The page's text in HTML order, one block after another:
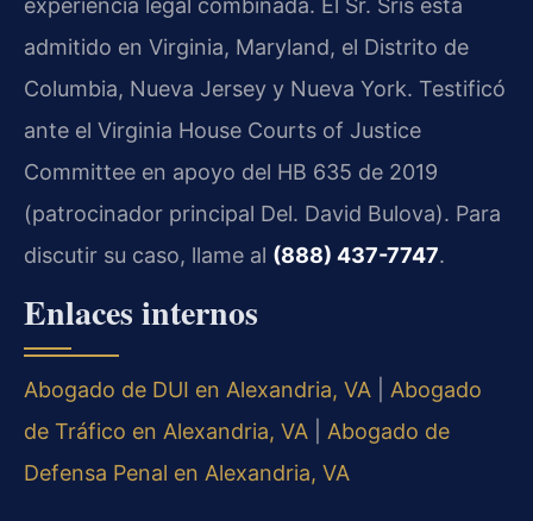
experiencia legal combinada. El Sr. Sris está
admitido en Virginia, Maryland, el Distrito de
Columbia, Nueva Jersey y Nueva York. Testificó
ante el Virginia House Courts of Justice
Committee en apoyo del HB 635 de 2019
(patrocinador principal Del. David Bulova). Para
discutir su caso, llame al (888) 437-7747.
Enlaces internos
Abogado de DUI en Alexandria, VA
Abogado
de Tráfico en Alexandria, VA
Abogado de
Defensa Penal en Alexandria, VA